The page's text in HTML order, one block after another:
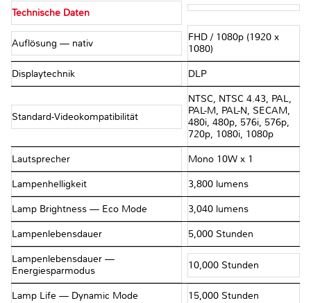
Technische Daten
Auflösung — nativ
FHD / 1080p (1920 x
1080)
Displaytechnik DLP
Standard-Videokompatibilität
NTSC, NTSC 4.43, PAL,
PAL-M, PAL-N, SECAM,
480i, 480p, 576i, 576p,
720p, 1080i, 1080p
Lautsprecher Mono 10W x 1
Lampenhelligkeit 3,800 lumens
Lamp Brightness — Eco Mode 3,040 lumens
Lampenlebensdauer 5,000 Stunden
Lampenlebensdauer —
Energiesparmodus
10,000 Stunden
Lamp Life — Dynamic Mode 15,000 Stunden